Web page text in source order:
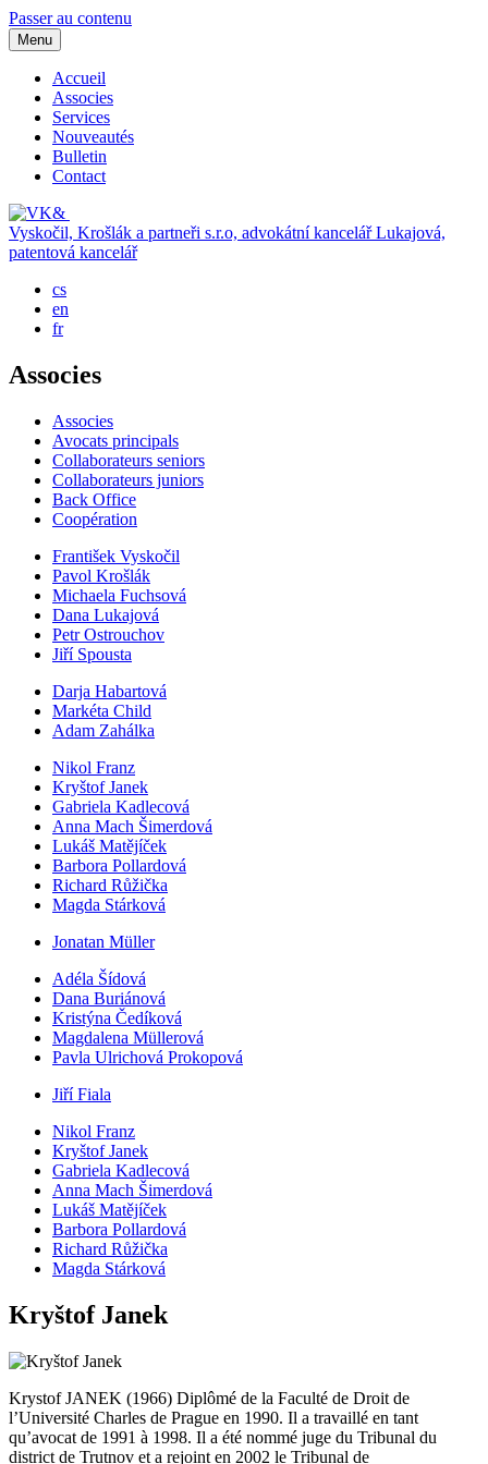
Passer au contenu
Menu
Accueil
Associes
Services
Nouveautés
Bulletin
Contact
Vyskočil, Krošlák a partneři s.r.o, advokátní kancelář Lukajová,
patentová kancelář
cs
en
fr
Associes
Associes
Avocats principals
Collaborateurs seniors
Collaborateurs juniors
Back Office
Coopération
František Vyskočil
Pavol Krošlák
Michaela Fuchsová
Dana Lukajová
Petr Ostrouchov
Jiří Spousta
Darja Habartová
Markéta Child
Adam Zahálka
Nikol Franz
Kryštof Janek
Gabriela Kadlecová
Anna Mach Šimerdová
Lukáš Matějíček
Barbora Pollardová
Richard Růžička
Magda Stárková
Jonatan Müller
Adéla Šídová
Dana Buriánová
Kristýna Čedíková
Magdalena Müllerová
Pavla Ulrichová Prokopová
Jiří Fiala
Nikol Franz
Kryštof Janek
Gabriela Kadlecová
Anna Mach Šimerdová
Lukáš Matějíček
Barbora Pollardová
Richard Růžička
Magda Stárková
Kryštof Janek
Krystof JANEK (1966) Diplômé de la Faculté de Droit de
l’Université Charles de Prague en 1990. Il a travaillé en tant
qu’avocat de 1991 à 1998. Il a été nommé juge du Tribunal du
district de Trutnov et a rejoint en 2002 le Tribunal de